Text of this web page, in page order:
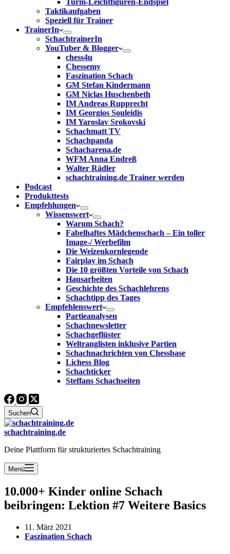
Turm-Leichtfiguren-Endspiel
Taktikaufgaben
Speziell für Trainer
TrainerIn
SchachtrainerIn
YouTuber & Blogger
chess4u
Chessemy
Faszination Schach
GM Stefan Kindermann
GM Niclas Huschenbeth
IM Andreas Rupprecht
IM Georgios Souleidis
IM Yaroslav Srokovski
Schachmatt TV
Schachpanda
Schacharena.de
WFM Anna Endreß
Walter Rädler
schachtraining.de Trainer werden
Podcast
Produkttests
Empfehlungen
Wissenswert
Warum Schach?
Fabelhaftes Mädchenschach – Ein toller
Image-/ Werbefilm
Die Weizenkornlegende
Fairplay im Schach
Die 10 größten Vorteile von Schach‎
Hausarbeiten
Geschichte des Schachlehrens
Schachtipp des Tages
Empfehlenswert
Partieanalysen
Schachnewsletter
Schachgeflüster
Weltranglisten inklusive Partien
Schachnachrichten von Chessbase
Lichess Blog
Schachticker
Steffans Schachseiten
Suchen
schachtraining.de
Deine Plattform für strukturiertes Schachtraining
Menü
10.000+ Kinder online Schach
beibringen: Lektion #7 Weitere Basics
11. März 2021
Faszination Schach